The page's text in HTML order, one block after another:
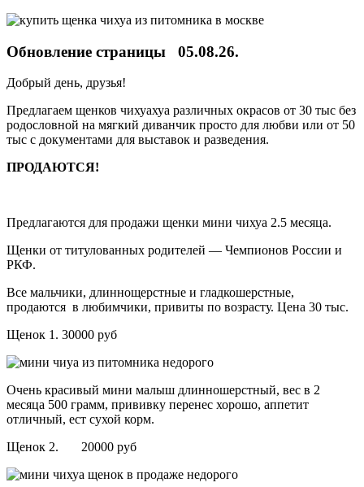
Обновление страницы 05.08.26.
Добрый день, друзья!
Предлагаем щенков чихуахуа различных окрасов от 30 тыс без
родословной на мягкий диванчик просто для любви или от 50
тыс с документами для выставок и разведения.
ПРОДАЮТСЯ!
Предлагаются для продажи щенки мини чихуа 2.5 месяца.
Щенки от титулованных родителей — Чемпионов России и
РКФ.
Все мальчики, длиннощерстные и гладкошерстные,
продаются в любимчики, привиты по возрасту. Цена 30 тыс.
Щенок 1. 30000 руб
Очень красивый мини малыш длинношерстный, вес в 2
месяца 500 грамм, прививку перенес хорошо, аппетит
отличный, ест сухой корм.
Щенок 2. 20000 руб